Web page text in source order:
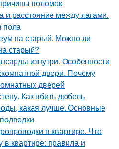
поломок
и расстояние между лагами.
пола
на старый. Можно ли
старый?
изнутри. Особенности
двери. Почему
дверей
Как вбить дюбель
какая лучше. Основные
в квартире. Что
в квартире: правила и